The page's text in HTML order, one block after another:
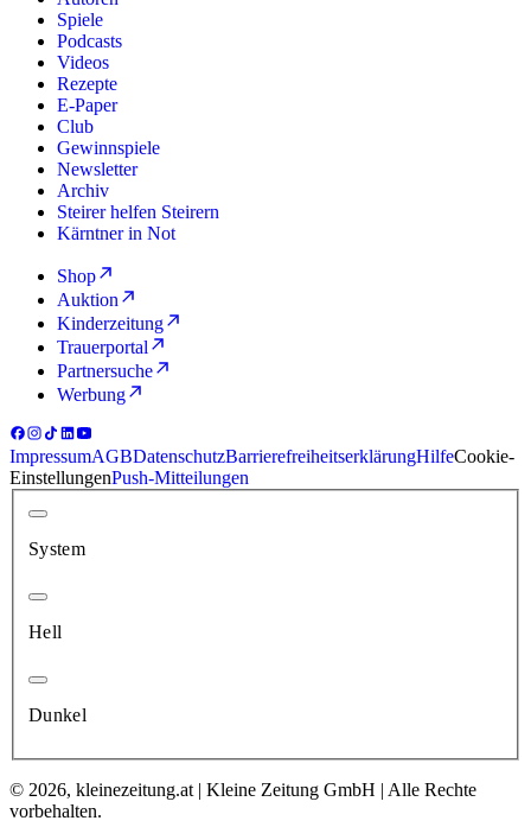
Spiele
Podcasts
Videos
Rezepte
E-Paper
Club
Gewinnspiele
Newsletter
Archiv
Steirer helfen Steirern
Kärntner in Not
Shop
Auktion
Kinderzeitung
Trauerportal
Partnersuche
Werbung
ImpressumAGBDatenschutzBarrierefreiheitserklärungHilfeCookie-
EinstellungenPush-Mitteilungen
System
Hell
Dunkel
© 2026, kleinezeitung.at | Kleine Zeitung GmbH | Alle Rechte
vorbehalten.